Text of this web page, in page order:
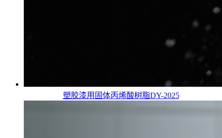
塑胶漆用固体丙烯酸树脂DY-2025